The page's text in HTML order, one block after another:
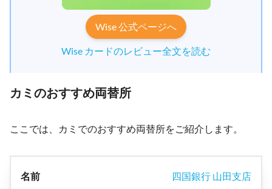
Wise 公式ページへ
Wise カードのレビュー全文を読む
カミのおすすめ両替所
ここでは、カミでのおすすめ両替所をご紹介します。
四国銀行 山田支店